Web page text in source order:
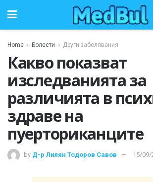
Home Болести Други заболявания
Какво показват
изследванията за
различията в
здраве на
пуерториканците
by Д-р Лилян Тодоров Савов 15/09/